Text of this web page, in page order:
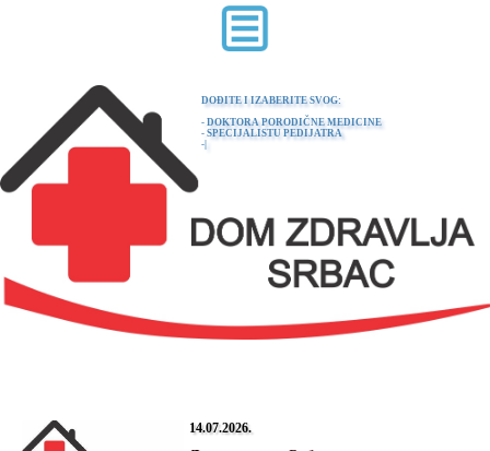
DOĐITE I IZABERITE SVOG:
- DOKTORA PORODIČNE MEDICINE
|
14.07.2026.